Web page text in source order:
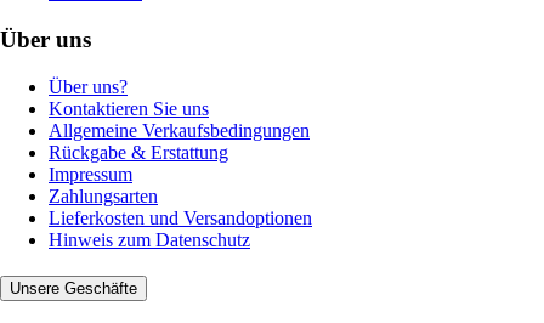
Über uns
Über uns?
Kontaktieren Sie uns
Allgemeine Verkaufsbedingungen
Rückgabe & Erstattung
Impressum
Zahlungsarten
Lieferkosten und Versandoptionen
Hinweis zum Datenschutz
Unsere Geschäfte